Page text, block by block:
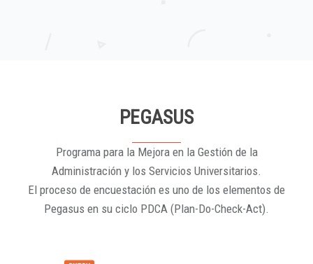
PEGASUS
Programa para la Mejora en la Gestión de la
Administración y los Servicios Universitarios.
El proceso de encuestación es uno de los elementos de
Pegasus en su ciclo PDCA (Plan-Do-Check-Act).